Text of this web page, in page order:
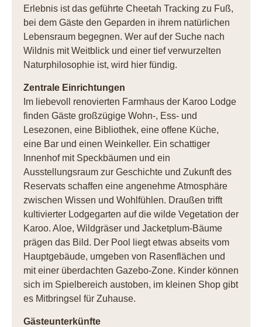
Erlebnis ist das geführte Cheetah Tracking zu Fuß,
bei dem Gäste den Geparden in ihrem natürlichen
Lebensraum begegnen. Wer auf der Suche nach
Wildnis mit Weitblick und einer tief verwurzelten
Naturphilosophie ist, wird hier fündig.
Zentrale Einrichtungen
Im liebevoll renovierten Farmhaus der Karoo Lodge
finden Gäste großzügige Wohn-, Ess- und
Lesezonen, eine Bibliothek, eine offene Küche,
eine Bar und einen Weinkeller. Ein schattiger
Innenhof mit Speckbäumen und ein
Ausstellungsraum zur Geschichte und Zukunft des
Reservats schaffen eine angenehme Atmosphäre
zwischen Wissen und Wohlfühlen. Draußen trifft
kultivierter Lodgegarten auf die wilde Vegetation der
Karoo. Aloe, Wildgräser und Jacketplum-Bäume
prägen das Bild. Der Pool liegt etwas abseits vom
Hauptgebäude, umgeben von Rasenflächen und
mit einer überdachten Gazebo-Zone. Kinder können
sich im Spielbereich austoben, im kleinen Shop gibt
es Mitbringsel für Zuhause.
Gästeunterkünfte